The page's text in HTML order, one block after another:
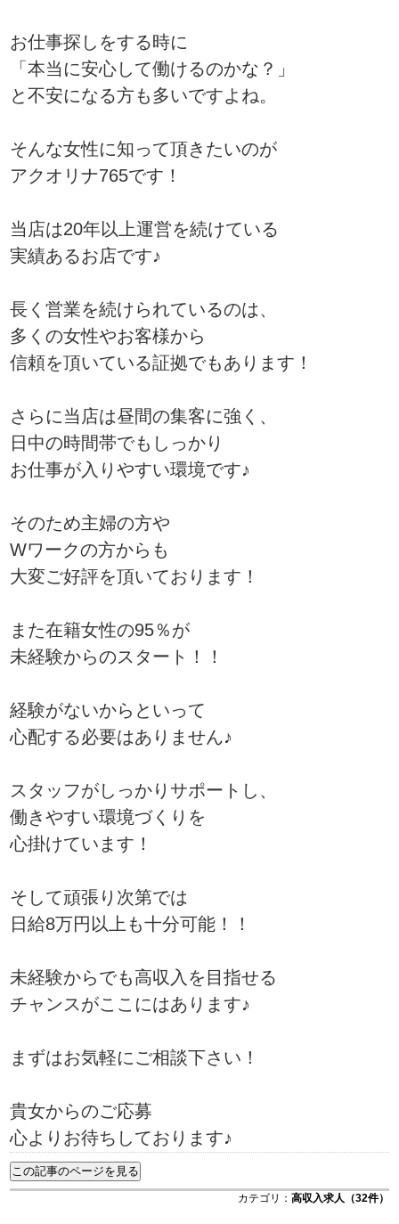
お仕事探しをする時に
「本当に安心して働けるのかな？」
と不安になる方も多いですよね。
そんな女性に知って頂きたいのが
アクオリナ765です！
当店は20年以上運営を続けている
実績あるお店です♪
長く営業を続けられているのは、
多くの女性やお客様から
信頼を頂いている証拠でもあります！
さらに当店は昼間の集客に強く、
日中の時間帯でもしっかり
お仕事が入りやすい環境です♪
そのため主婦の方や
Wワークの方からも
大変ご好評を頂いております！
また在籍女性の95％が
未経験からのスタート！！
経験がないからといって
心配する必要はありません♪
スタッフがしっかりサポートし、
働きやすい環境づくりを
心掛けています！
そして頑張り次第では
日給8万円以上も十分可能！！
未経験からでも高収入を目指せる
チャンスがここにはあります♪
まずはお気軽にご相談下さい！
貴女からのご応募
心よりお待ちしております♪
カテゴリ： 高収入求人（32件）